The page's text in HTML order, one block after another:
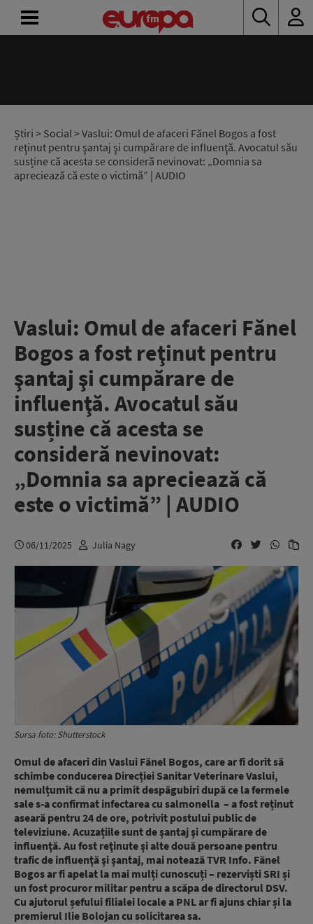
Știri > Social> Vaslui: Omul de afaceri Fănel Bogos a fost
reţinut pentru şantaj şi cumpărare de influenţă. Avocatul său
susține că acesta se consideră nevinovat: „Domnia sa
apreciează că este o victimă” | AUDIO
Vaslui: Omul de afaceri Fănel
Bogos a fost reţinut pentru
şantaj şi cumpărare de
influenţă. Avocatul său
susține că acesta se
consideră nevinovat:
„Domnia sa apreciează că
este o victimă” | AUDIO
06/11/2025 Julia Nagy
Sursa foto: Shutterstock
Omul de afaceri din Vaslui Fănel Bogos, care ar fi dorit să
schimbe conducerea Direcției Sanitar Veterinare Vaslui,
nemulțumit că nu a primit despăgubiri după ce la fermele
sale s-a confirmat infectarea cu salmonella – a fost reținut
aseară pentru 24 de ore, potrivit postului public de
televiziune. Acuzațiile sunt de şantaj şi cumpărare de
influenţă. Au fost reţinute şi alte două persoane pentru
trafic de influenţă şi şantaj, mai notează TVR Info. Fănel
Bogos ar fi apelat la mai mulți cunoscuți – rezerviști SRI și
un fost procuror militar pentru a scăpa de directorul DSV.
Cu ajutorul șefului filialei locale a PNL ar fi ajuns chiar și la
premierul Ilie Bolojan cu solicitarea sa.
RADIO
CONCURSURI